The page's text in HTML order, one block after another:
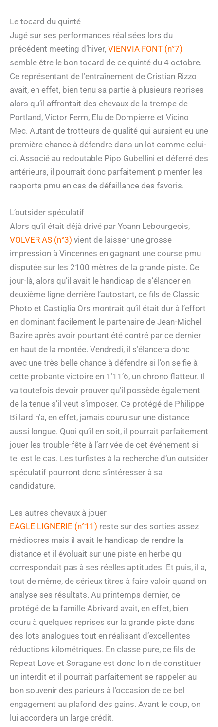
Le tocard du quinté
Jugé sur ses performances réalisées lors du
précédent meeting d’hiver, VIENVIA FONT (n°7)
semble être le bon tocard de ce quinté du 4 octobre.
Ce représentant de l’entraînement de Cristian Rizzo
avait, en effet, bien tenu sa partie à plusieurs reprises
alors qu’il affrontait des chevaux de la trempe de
Portland, Victor Ferm, Elu de Dompierre et Vicino
Mec. Autant de trotteurs de qualité qui auraient eu une
première chance à défendre dans un lot comme celui-
ci. Associé au redoutable Pipo Gubellini et déferré des
antérieurs, il pourrait donc parfaitement pimenter les
rapports pmu en cas de défaillance des favoris.
L’outsider spéculatif
Alors qu’il était déjà drivé par Yoann Lebourgeois,
VOLVER AS (n°3) vient de laisser une grosse
impression à Vincennes en gagnant une course pmu
disputée sur les 2100 mètres de la grande piste. Ce
jour-là, alors qu’il avait le handicap de s’élancer en
deuxième ligne derrière l’autostart, ce fils de Classic
Photo et Castiglia Ors montrait qu’il était dur à l’effort
en dominant facilement le partenaire de Jean-Michel
Bazire après avoir pourtant été contré par ce dernier
en haut de la montée. Vendredi, il s’élancera donc
avec une très belle chance à défendre si l’on se fie à
cette probante victoire en 1’11’6, un chrono flatteur. Il
va toutefois devoir prouver qu’il possède également
de la tenue s’il veut s’imposer. Ce protégé de Philippe
Billard n’a, en effet, jamais couru sur une distance
aussi longue. Quoi qu’il en soit, il pourrait parfaitement
jouer les trouble-fête à l’arrivée de cet événement si
tel est le cas. Les turfistes à la recherche d’un outsider
spéculatif pourront donc s’intéresser à sa
candidature.
Les autres chevaux à jouer
EAGLE LIGNERIE (n°11) reste sur des sorties assez
médiocres mais il avait le handicap de rendre la
distance et il évoluait sur une piste en herbe qui
correspondait pas à ses réelles aptitudes. Et puis, il a,
tout de même, de sérieux titres à faire valoir quand on
analyse ses résultats. Au printemps dernier, ce
protégé de la famille Abrivard avait, en effet, bien
couru à quelques reprises sur la grande piste dans
des lots analogues tout en réalisant d’excellentes
réductions kilométriques. En classe pure, ce fils de
Repeat Love et Soragane est donc loin de constituer
un interdit et il pourrait parfaitement se rappeler au
bon souvenir des parieurs à l’occasion de ce bel
engagement au plafond des gains. Avant le coup, on
lui accordera un large crédit.